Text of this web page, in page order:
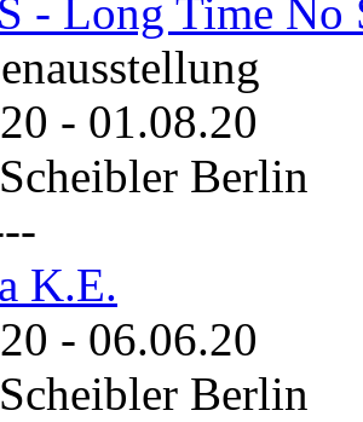
- Long Time No
- 01.08.20
Berlin
K.E.
- 06.06.20
Berlin